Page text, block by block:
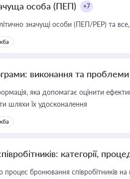
особа (ПЕП) +7
значущі особи (ПЕП/PEP) та
виконання та проблеми
яка допомагає оцінити
шляхи їх удосконалення
категорії,
процес бронювання співробітників